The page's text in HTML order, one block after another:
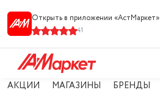
Открыть в приложении «АстМарке‪т‬»
41
АКЦИИ МАГАЗИНЫ БРЕНДЫ